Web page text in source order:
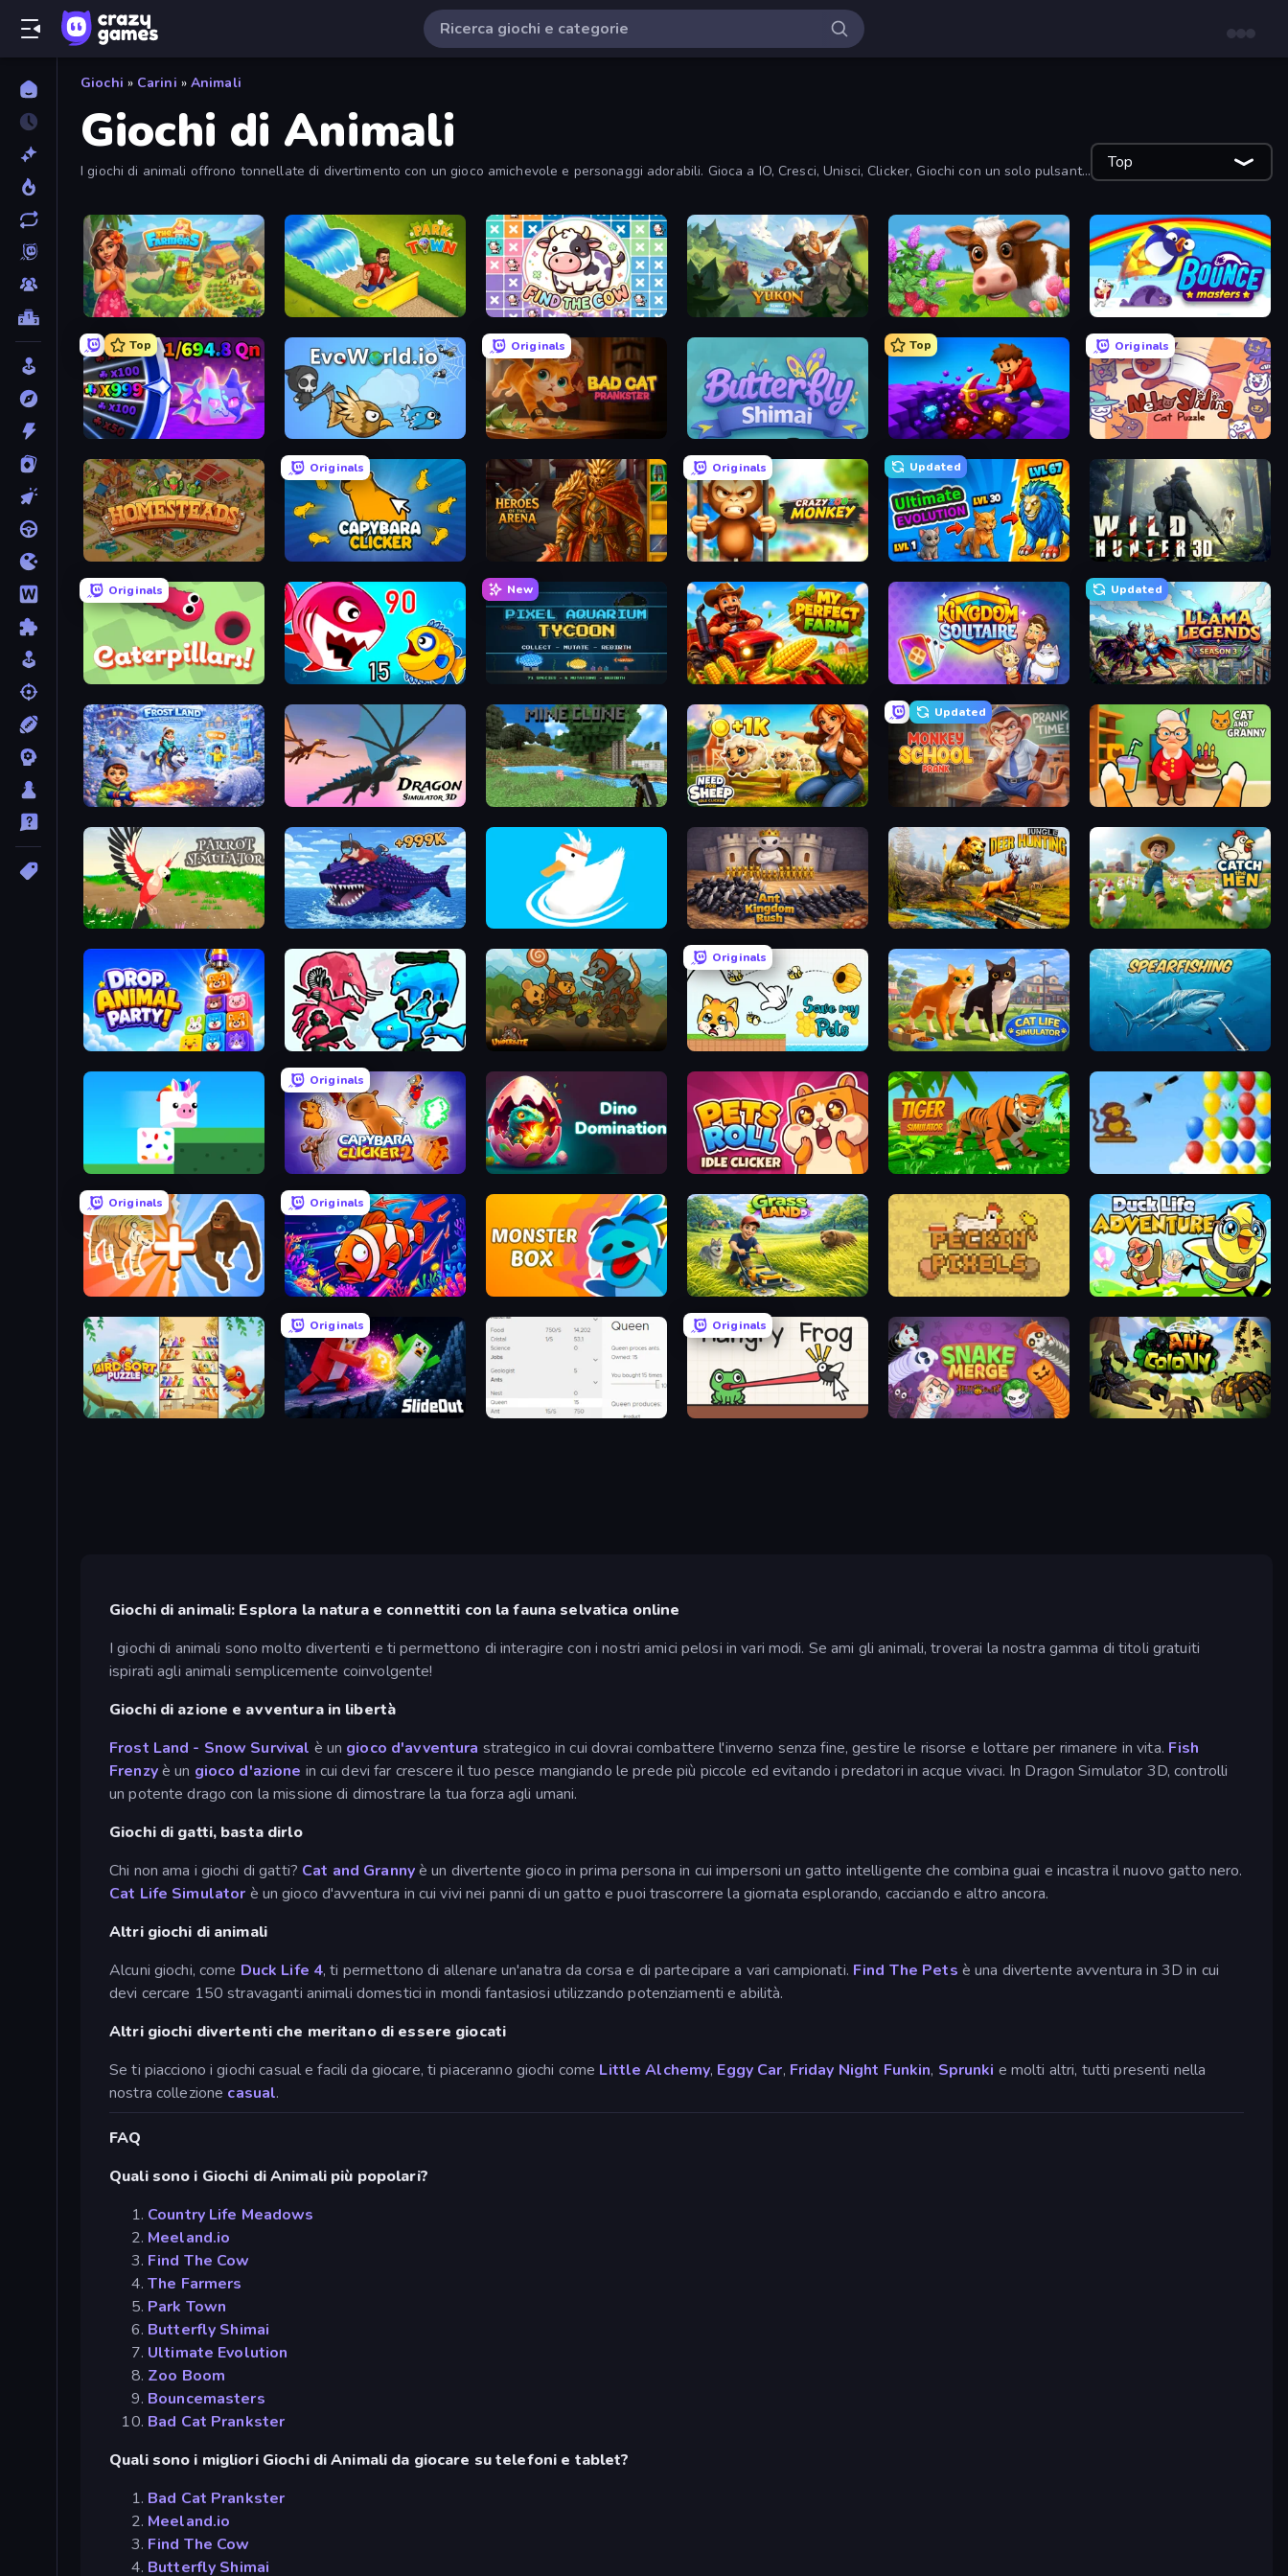
Giochi » Carini » Animali
Giochi di Animali
I giochi di animali offrono tonnellate di divertimento con un gioco amichevole e personaggi adorabili. Gioca a IO, Cresci, Unisci, Clicker, Giochi con un solo pulsante
Top
The Farmers Park Town Find The Cow Yukon: Family Adventure Country Life Meadows Bouncemasters
Top
Meeland.io EvoWorld.io (FlyOrDie.io)
Originals
Bad Cat Prankster Butterfly Shimai
Top
Obby: Dig Down
Originals
Neko Sliding: Cat Puzzle
Homesteads: Dream Farm
Originals
Capybara Clicker Heroes of the Arena
Originals
Crazy Zoo Monkey
Updated
Ultimate Evolution Wild Hunter 3D
Originals
Caterpillars Fish Eat Getting Big
New
Pixel Aquarium Tycoon My Perfect Farm Kingdom Solitaire
Updated
Llama Legends
Frost Land - Snow Survival Dragon Simulator 3D Mine Clone Need for Sheep: Idle Clicker
Updated
Monkey School Prank Cat and Granny
Parrot Simulator Obby Fish Challenge: Ride Ducklings Ant Kingdom Rush Jungle Deer Hunting Catch the Hen
Drop Animal Party Funny Battle Simulator 2 Underbite: Rat Rumble Idle War
Originals
Cat Life Simulator 3D
Stacky Bird
Originals
Capybara Clicker 2 Dino Domination Pets Roll: Idle Clicker Tiger Simulator 3D
Originals
Animal DNA Run
Originals
Fish Catch Idle Grass Land Peckin' Pixels Duck Life: Adventure (Demo)
Bird Sort Puzzle
Originals
Slide Out Idle Ants
Originals
Snake Merge: Idle & io Zone Ant Colony: New War
Giochi di animali: Esplora la natura e connettiti con la fauna selvatica online
I giochi di animali sono molto divertenti e ti permettono di interagire con i nostri amici pelosi in vari modi. Se ami gli animali, troverai la nostra gamma di titoli gratuiti
ispirati agli animali semplicemente coinvolgente!
Giochi di azione e avventura in libertà
Frost Land - Snow Survival è un gioco d'avventura strategico in cui dovrai combattere l'inverno senza fine, gestire le risorse e lottare per rimanere in vita. Fish
Frenzyè un gioco d'azione in cui devi far crescere il tuo pesce mangiando le prede più piccole ed evitando i predatori in acque vivaci. In Dragon Simulator 3D, controlli
un potente drago con la missione di dimostrare la tua forza agli umani.
Giochi di gatti, basta dirlo
Chi non ama i giochi di gatti? Cat and Grannyè un divertente gioco in prima persona in cui impersoni un gatto intelligente che combina guai e incastra il nuovo gatto nero.
Cat Life Simulator è un gioco d'avventura in cui vivi nei panni di un gatto e puoi trascorrere la giornata esplorando, cacciando e altro ancora.
Altri giochi di animali
Alcuni giochi, come Duck Life 4, ti permettono di allenare un'anatra da corsa e di partecipare a vari campionati. Find The Pets è una divertente avventura in 3D in cui
devi cercare 150 stravaganti animali domestici in mondi fantasiosi utilizzando potenziamenti e abilità.
Altri giochi divertenti che meritano di essere giocati
Se ti piacciono i giochi casual e facili da giocare, ti piaceranno giochi come Little Alchemy, Eggy Car, Friday Night Funkin, Sprunki e molti altri, tutti presenti nella
nostra collezione casual.
FAQ
Quali sono i Giochi di Animali più popolari?
Country Life Meadows
Meeland.io
Find The Cow
The Farmers
Park Town
Butterfly Shimai
Ultimate Evolution
Zoo Boom
Bouncemasters
Bad Cat Prankster
Quali sono i migliori Giochi di Animali da giocare su telefoni e tablet?
Bad Cat Prankster
Meeland.io
Find The Cow
Butterfly Shimai